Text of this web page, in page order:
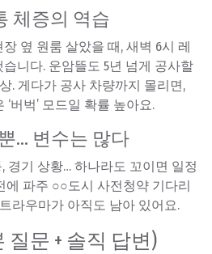
체증의 역습
옆 원룸 살았을 때, 새벽 6시 레
니다. 운암뜰도 5년 넘게 공사할
. 게다가 공사 차량까지 몰리면,
‘버벅’ 모드일 확률 높아요.
… 변수는 많다
경기 상황… 하나라도 꼬이면 일정
에 파주 ○○도시 사전청약 기다리
라우마가 아직도 남아 있어요.
질문 + 솔직 답변)